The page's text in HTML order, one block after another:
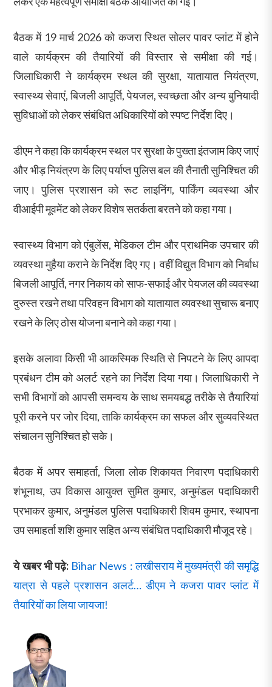
बैठक में 19 मार्च 2026 को कजरा स्थित सोलर पावर प्लांट में होने
वाले कार्यक्रम की तैयारियों की विस्तार से समीक्षा की गई।
जिलाधिकारी ने कार्यक्रम स्थल की सुरक्षा, यातायात नियंत्रण,
स्वास्थ्य सेवाएं, बिजली आपूर्ति, पेयजल, स्वच्छता और अन्य बुनियादी
सुविधाओं को लेकर संबंधित अधिकारियों को स्पष्ट निर्देश दिए।
डीएम ने कहा कि कार्यक्रम स्थल पर सुरक्षा के पुख्ता इंतजाम किए जाएं
और भीड़ नियंत्रण के लिए पर्याप्त पुलिस बल की तैनाती सुनिश्चित की
जाए। पुलिस प्रशासन को रूट लाइनिंग, पार्किंग व्यवस्था और
वीआईपी मूवमेंट को लेकर विशेष सतर्कता बरतने को कहा गया।
स्वास्थ्य विभाग को एंबुलेंस, मेडिकल टीम और प्राथमिक उपचार की
व्यवस्था मुहैया कराने के निर्देश दिए गए। वहीं विद्युत विभाग को निर्बाध
बिजली आपूर्ति, नगर निकाय को साफ-सफाई और पेयजल की व्यवस्था
दुरुस्त रखने तथा परिवहन विभाग को यातायात व्यवस्था सुचारू बनाए
रखने के लिए ठोस योजना बनाने को कहा गया।
इसके अलावा किसी भी आकस्मिक स्थिति से निपटने के लिए आपदा
प्रबंधन टीम को अलर्ट रहने का निर्देश दिया गया। जिलाधिकारी ने
सभी विभागों को आपसी समन्वय के साथ समयबद्ध तरीके से तैयारियां
पूरी करने पर जोर दिया, ताकि कार्यक्रम का सफल और सुव्यवस्थित
संचालन सुनिश्चित हो सके।
बैठक में अपर समाहर्ता, जिला लोक शिकायत निवारण पदाधिकारी
शंभूनाथ, उप विकास आयुक्त सुमित कुमार, अनुमंडल पदाधिकारी
प्रभाकर कुमार, अनुमंडल पुलिस पदाधिकारी शिवम कुमार, स्थापना
उप समाहर्ता शशि कुमार सहित अन्य संबंधित पदाधिकारी मौजूद रहे।
ये खबर भी पढ़े: Bihar News : लखीसराय में मुख्यमंत्री की समृद्धि
यात्रा से पहले प्रशासन अलर्ट… डीएम ने कजरा पावर प्लांट में
तैयारियों का लिया जायजा!